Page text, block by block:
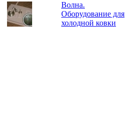
Волна.
Оборудование для
холодной ковки